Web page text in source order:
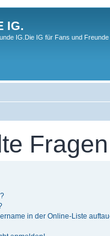
IG.
IG.Die IG für Fans und
Fragen
in der Online-Liste